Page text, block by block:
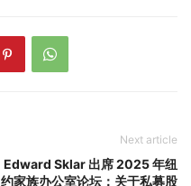
Next article
Edward Sklar 出席 2025 年纽
约家族办公室论坛：关于私募股